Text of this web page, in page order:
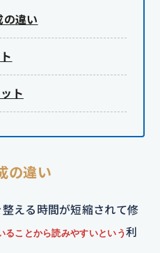
の違い
ト
の違い
える時間が短縮されて修
ることから読みやすいという利